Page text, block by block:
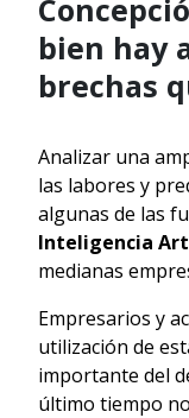
bien hay
brechas
Analizar una
las labores y
algunas de las
Inteligencia
medianas
Empresarios y
utilización de
importante del
último tiempo